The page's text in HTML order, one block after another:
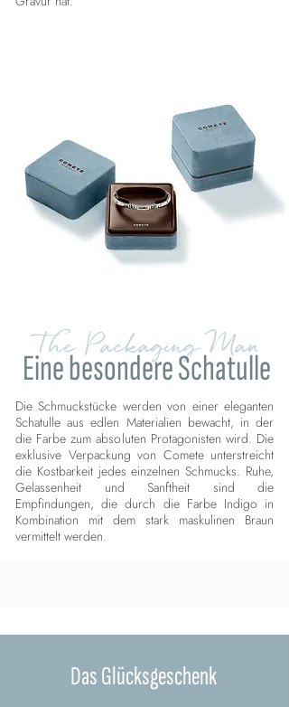
The Packaging Man
Eine besondere Schatulle
Die Schmuckstücke werden von einer eleganten
Schatulle aus edlen Materialien bewacht, in der
die Farbe zum absoluten Protagonisten wird. Die
exklusive Verpackung von Comete unterstreicht
die Kostbarkeit jedes einzelnen Schmucks. Ruhe,
Gelassenheit und Sanftheit sind die
Empfindungen, die durch die Farbe Indigo in
Kombination mit dem stark maskulinen Braun
vermittelt werden.
Das Glücksgeschenk